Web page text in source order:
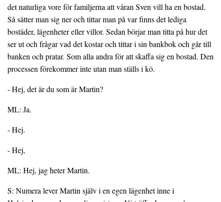
det naturliga vore för familjerna att våran Sven vill ha en bostad.
Så sätter man sig ner och tittar man på var finns det lediga
bostäder, lägenheter eller villor. Sedan börjar man titta på hur det
ser ut och frågar vad det kostar och tittar i sin bankbok och går till
banken och pratar. Som alla andra för att skaffa sig en bostad. Den
processen förekommer inte utan man ställs i kö.
- Hej, det är du som är Martin?
ML: Ja.
- Hej.
- Hej,
ML: Hej, jag heter Martin.
S: Numera lever Martin själv i en egen lägenhet inne i